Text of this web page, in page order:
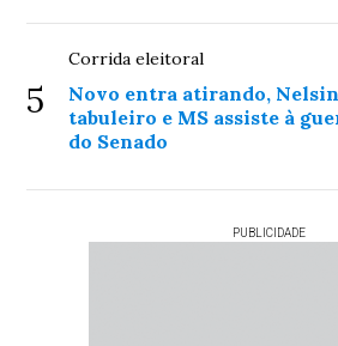
5
Corrida eleitoral
Novo entra atirando,
tabuleiro e MS assiste à
do Senado
PUBLICIDADE